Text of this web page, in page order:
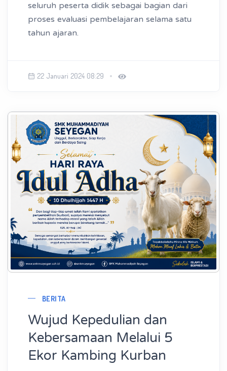
seluruh peserta didik sebagai bagian dari
proses evaluasi pembelajaran selama satu
tahun ajaran.
22 Januari 2024 08:29
BERITA
Wujud Kepedulian dan
Kebersamaan Melalui 5
Ekor Kambing Kurban